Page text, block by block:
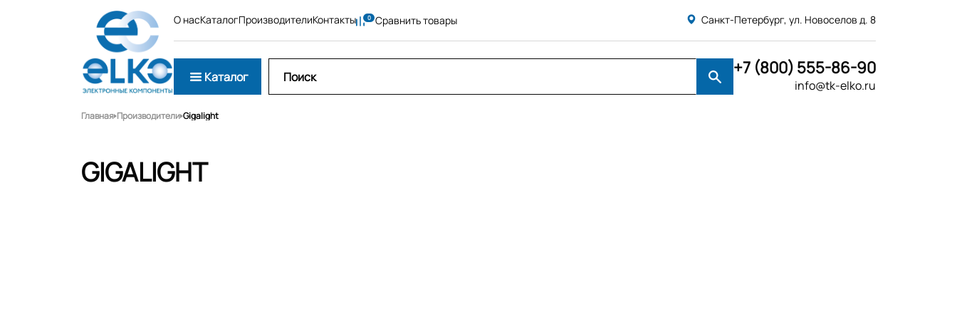
О насКаталогПроизводителиКонтакты Сравнить товары Санкт-Петербург, ул. Новоселов д. 8
Каталог +7 (800) 555-86-90
info@tk-elko.ru
Главная Производители Gigalight
GIGALIGHT